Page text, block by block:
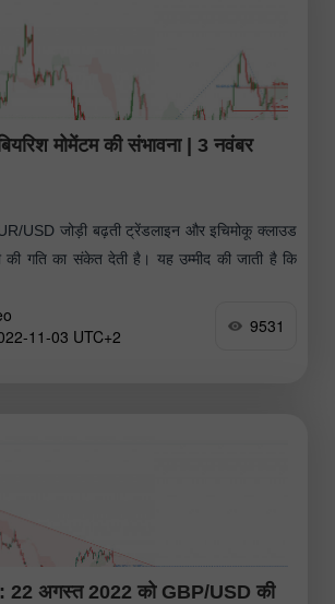
मोमेंटम की संभावना | 3 नवंबर
USD जोड़ी बढ़ती ट्रेंडलाइन और इचिमोकू क्लाउड
की गति का संकेत देती है। यह उम्मीद की जाती है कि
11-03 UTC+2
9531
22 अगस्त 2022 को GBP/USD की